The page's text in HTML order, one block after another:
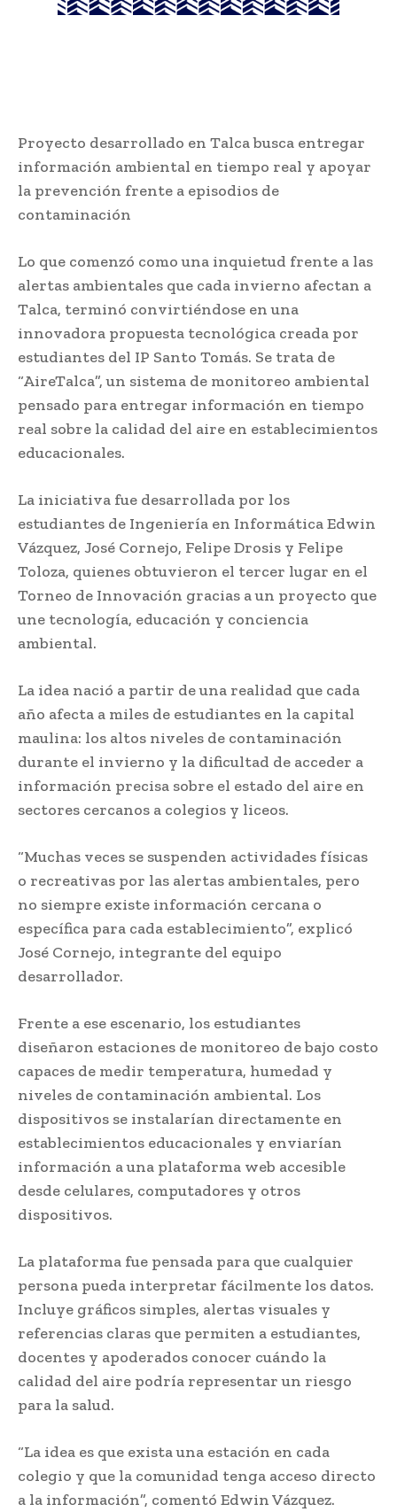
Proyecto desarrollado en Talca busca entregar
información ambiental en tiempo real y apoyar
la prevención frente a episodios de
contaminación
Lo que comenzó como una inquietud frente a las
alertas ambientales que cada invierno afectan a
Talca, terminó convirtiéndose en una
innovadora propuesta tecnológica creada por
estudiantes del IP Santo Tomás. Se trata de
“AireTalca”, un sistema de monitoreo ambiental
pensado para entregar información en tiempo
real sobre la calidad del aire en establecimientos
educacionales.
La iniciativa fue desarrollada por los
estudiantes de Ingeniería en Informática Edwin
Vázquez, José Cornejo, Felipe Drosis y Felipe
Toloza, quienes obtuvieron el tercer lugar en el
Torneo de Innovación gracias a un proyecto que
une tecnología, educación y conciencia
ambiental.
La idea nació a partir de una realidad que cada
año afecta a miles de estudiantes en la capital
maulina: los altos niveles de contaminación
durante el invierno y la dificultad de acceder a
información precisa sobre el estado del aire en
sectores cercanos a colegios y liceos.
“Muchas veces se suspenden actividades físicas
o recreativas por las alertas ambientales, pero
no siempre existe información cercana o
específica para cada establecimiento”, explicó
José Cornejo, integrante del equipo
desarrollador.
Frente a ese escenario, los estudiantes
diseñaron estaciones de monitoreo de bajo costo
capaces de medir temperatura, humedad y
niveles de contaminación ambiental. Los
dispositivos se instalarían directamente en
establecimientos educacionales y enviarían
información a una plataforma web accesible
desde celulares, computadores y otros
dispositivos.
La plataforma fue pensada para que cualquier
persona pueda interpretar fácilmente los datos.
Incluye gráficos simples, alertas visuales y
referencias claras que permiten a estudiantes,
docentes y apoderados conocer cuándo la
calidad del aire podría representar un riesgo
para la salud.
“La idea es que exista una estación en cada
colegio y que la comunidad tenga acceso directo
a la información”, comentó Edwin Vázquez.